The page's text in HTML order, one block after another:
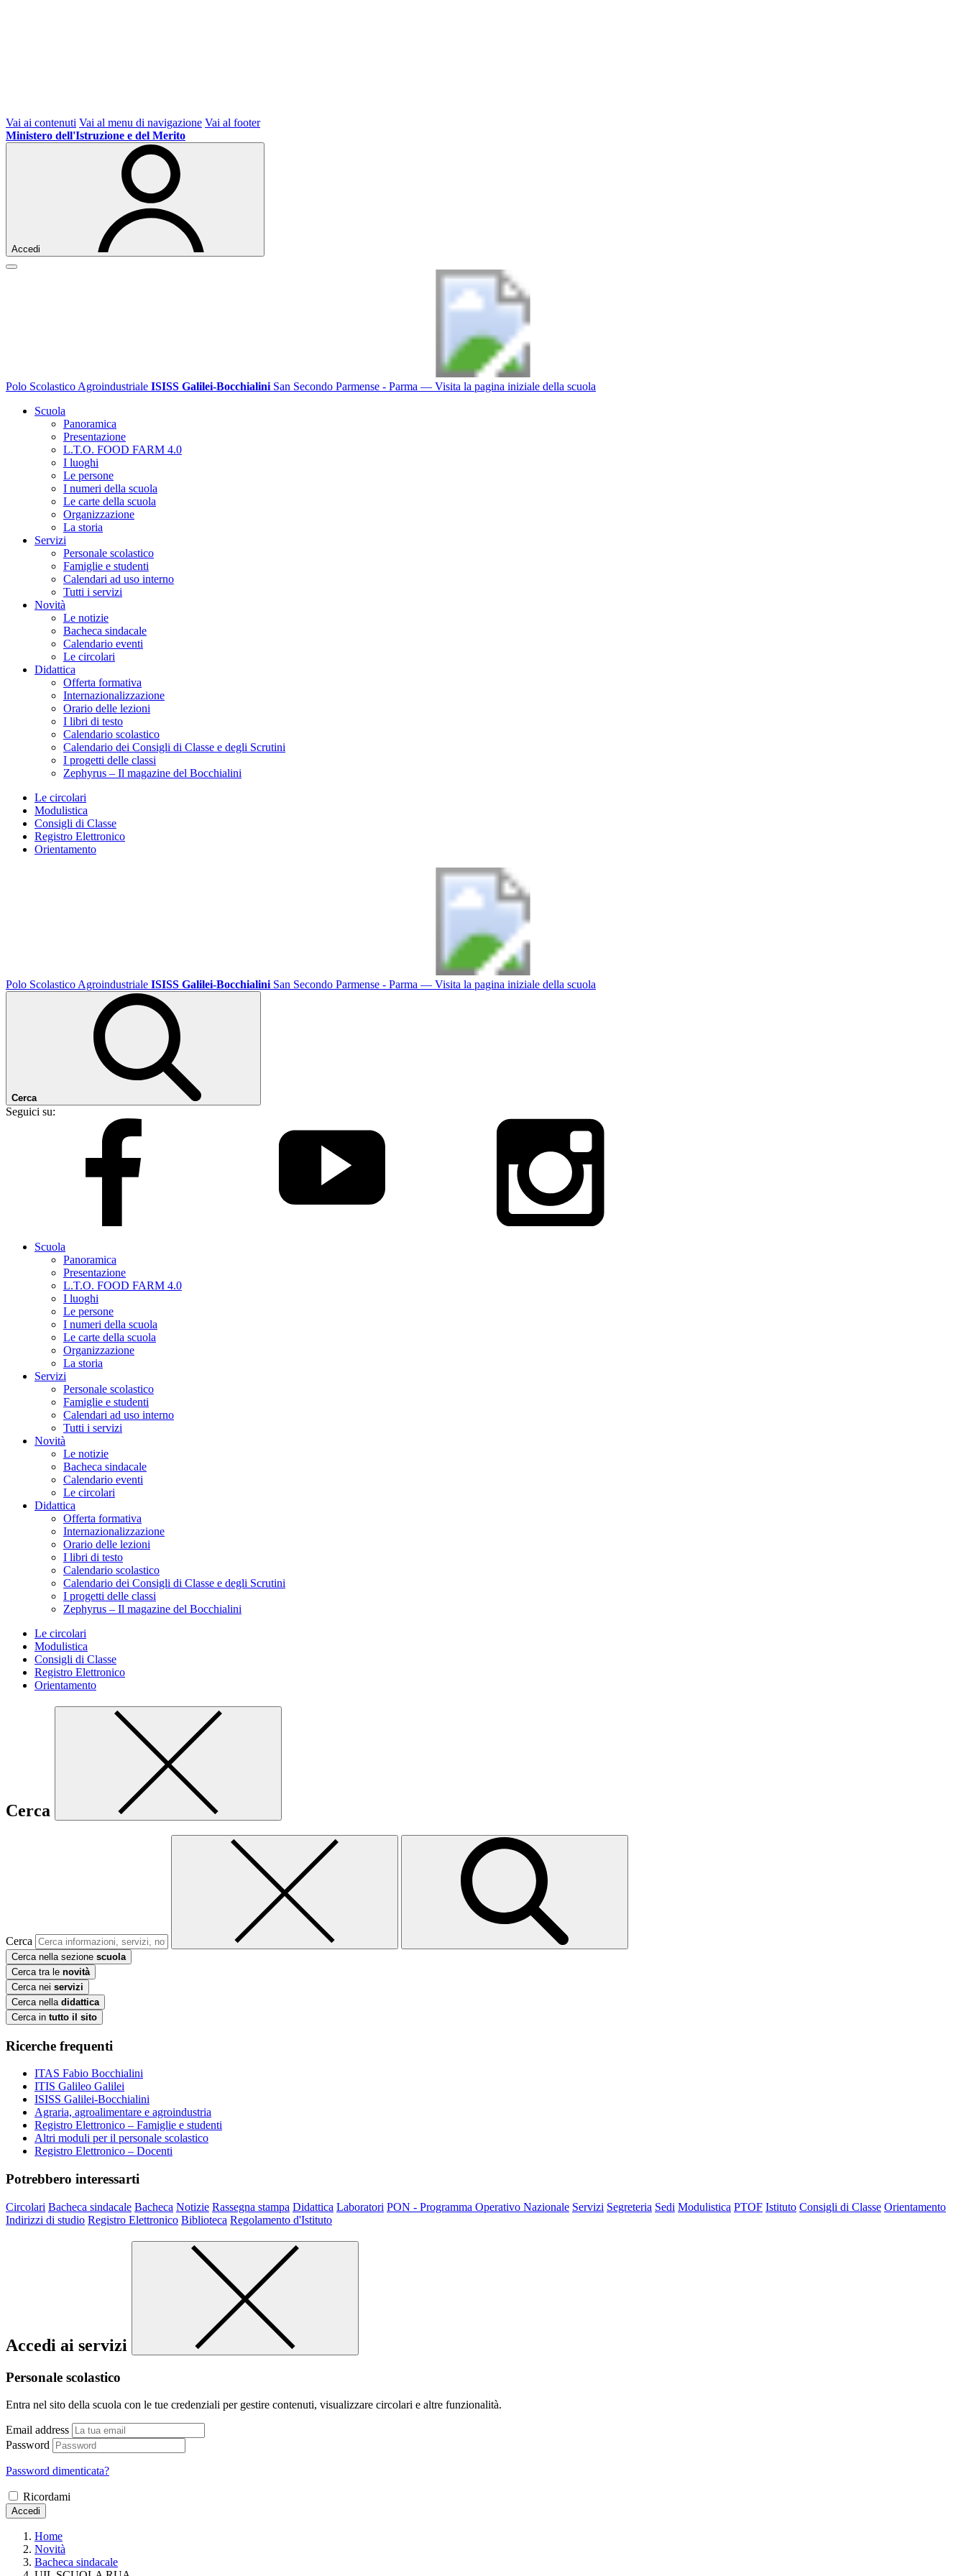
Vai ai contenuti Vai al menu di navigazione Vai al footer
Ministero dell'Istruzione e del Merito
Accedi
Polo Scolastico Agroindustriale ISISS Galilei-Bocchialini San Secondo Parmense - Parma — Visita la pagina iniziale della scuola
Scuola
Panoramica
Presentazione
L.T.O. FOOD FARM 4.0
I luoghi
Le persone
I numeri della scuola
Le carte della scuola
Organizzazione
La storia
Servizi
Personale scolastico
Famiglie e studenti
Calendari ad uso interno
Tutti i servizi
Novità
Le notizie
Bacheca sindacale
Calendario eventi
Le circolari
Didattica
Offerta formativa
Internazionalizzazione
Orario delle lezioni
I libri di testo
Calendario scolastico
Calendario dei Consigli di Classe e degli Scrutini
I progetti delle classi
Zephyrus – Il magazine del Bocchialini
Le circolari
Modulistica
Consigli di Classe
Registro Elettronico
Orientamento
Polo Scolastico Agroindustriale ISISS Galilei-Bocchialini San Secondo Parmense - Parma — Visita la pagina iniziale della scuola
Cerca
Seguici su:
Scuola
Panoramica
Presentazione
L.T.O. FOOD FARM 4.0
I luoghi
Le persone
I numeri della scuola
Le carte della scuola
Organizzazione
La storia
Servizi
Personale scolastico
Famiglie e studenti
Calendari ad uso interno
Tutti i servizi
Novità
Le notizie
Bacheca sindacale
Calendario eventi
Le circolari
Didattica
Offerta formativa
Internazionalizzazione
Orario delle lezioni
I libri di testo
Calendario scolastico
Calendario dei Consigli di Classe e degli Scrutini
I progetti delle classi
Zephyrus – Il magazine del Bocchialini
Le circolari
Modulistica
Consigli di Classe
Registro Elettronico
Orientamento
Cerca
Cerca
Cerca nella sezione scuola
Cerca tra le novità
Cerca nei servizi
Cerca nella didattica
Cerca in tutto il sito
Ricerche frequenti
ITAS Fabio Bocchialini
ITIS Galileo Galilei
ISISS Galilei-Bocchialini
Agraria, agroalimentare e agroindustria
Registro Elettronico – Famiglie e studenti
Altri moduli per il personale scolastico
Registro Elettronico – Docenti
Potrebbero interessarti
Circolari Bacheca sindacale Bacheca Notizie Rassegna stampa Didattica Laboratori PON - Programma Operativo Nazionale Servizi Segreteria Sedi Modulistica PTOF Istituto Consigli di Classe Orientamento
Indirizzi di studio Registro Elettronico Biblioteca Regolamento d'Istituto
Accedi ai servizi
Personale scolastico
Entra nel sito della scuola con le tue credenziali per gestire contenuti, visualizzare circolari e altre funzionalità.
Email address
Password
Password dimenticata?
Ricordami
Accedi
Home
Novità
Bacheca sindacale